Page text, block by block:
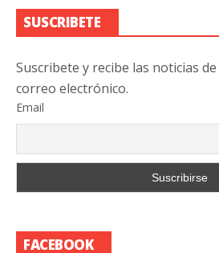
SUSCRIBETE
Suscribete y recibe las noticias
correo electrónico.
Email
FACEBOOK